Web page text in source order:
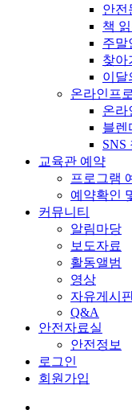
안전
책
주말
찾아
이달
온라인프
온라
블렌
SNS
교육관 예약
프로그램
예약확인
커뮤니티
알림마당
보도자료
활동앨범
영상
자유게시
Q&A
안전자료실
안전정보
로그인
회원가입